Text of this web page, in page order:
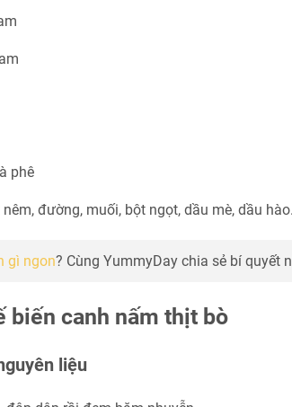
phê
đường, muối, bột ngọt, dầu mè, dầu hào.
gì ngon? Cùng YummyDay chia sẻ bí quyết
biến canh nấm thịt bò
liệu